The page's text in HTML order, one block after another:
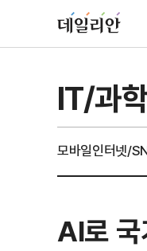
IT/과
모바일인터넷/
AI로 국